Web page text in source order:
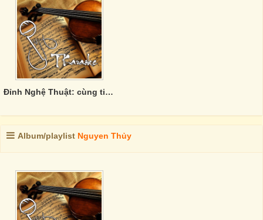
Đỉnh Nghệ Thuật: cùng tiêu điểm - khác góc tới.
Album/playlist Nguyen Thủy